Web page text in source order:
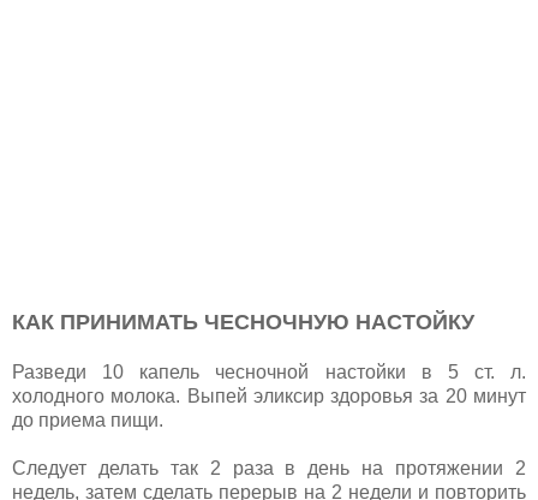
КАК ПРИНИМАТЬ ЧЕСНОЧНУЮ НАСТОЙКУ
Разведи 10 капель чесночной настойки в 5 ст. л.
холодного молока. Выпей эликсир здоровья за 20 минут
до приема пищи.
Следует делать так 2 раза в день на протяжении 2
недель, затем сделать перерыв на 2 недели и повторить